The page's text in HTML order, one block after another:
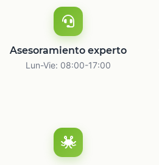
Asesoramiento experto
Lun-Vie: 08:00-17:00